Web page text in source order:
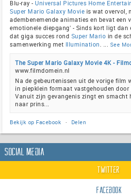
Blu-ray - Universal Pictures Home
Super Mario Galaxy Movie is wat overvol,
adembenemende animaties en bevat een
emotionele diepgang' - Sinds kort ligt dan
dat giga succes rond Super Mario in de
samenwerking met Illumination. ... See
The Super Mario Galaxy Movie 4K -
www.filmdomein.nl
Na de gebeurtenissen uit de vorige film
in piepklein formaat vastgehouden
Vanuit zijn gevangenis zingt en smacht
naar prins...
Bekijk op Facebook · Delen
Social Media
Twitter
Facebook